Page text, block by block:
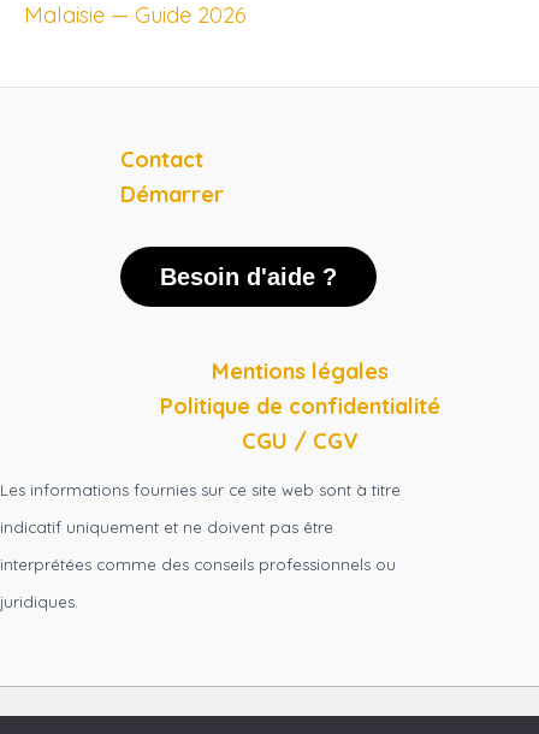
Malaisie — Guide 2026
Contact
Démarrer
Besoin d'aide ?
Mentions légales
Politique de confidentialité
CGU / CGV
Les informations fournies sur ce site web sont à titre
indicatif uniquement et ne doivent pas être
interprétées comme des conseils professionnels ou
juridiques.